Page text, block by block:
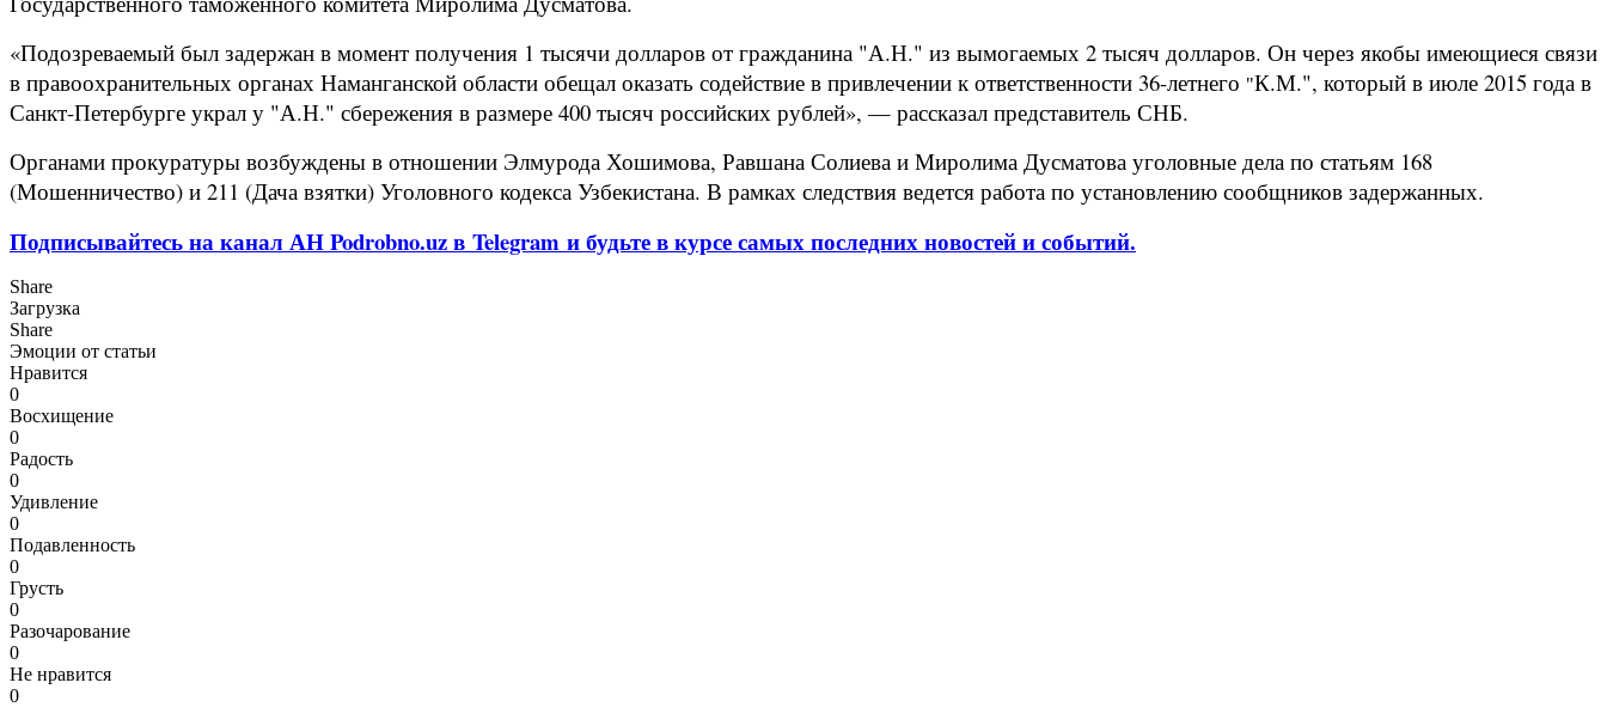
«Подозреваемый был задержан в момент получения 1 тысячи долларов от гражданина "А.Н." из вымогаемых 2 тысяч долларов. Он через якобы имеющиеся связи
в правоохранительных органах Наманганской области обещал оказать содействие в привлечении к ответственности 36-летнего "К.М.", который в июле 2015 года в
Санкт-Петербурге украл у "А.Н." сбережения в размере 400 тысяч российских рублей», — рассказал представитель СНБ.
Органами прокуратуры возбуждены в отношении Элмурода Хошимова, Равшана Солиева и Миролима Дусматова уголовные дела по статьям 168
(Мошенничество) и 211 (Дача взятки) Уголовного кодекса Узбекистана. В рамках следствия ведется работа по установлению сообщников задержанных.
Подписывайтесь на канал АН Podrobno.uz в Telegram и будьте в курсе самых последних новостей и событий.
Share
Загрузка
Share
Эмоции от статьи
Нравится
0
Восхищение
0
Радость
0
Удивление
0
Подавленность
0
Грусть
0
Разочарование
0
Не нравится
0